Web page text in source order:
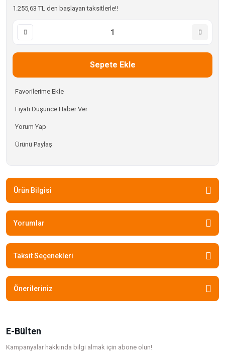
1.255,63 TL den başlayan taksitlerle!!
Sepete Ekle
Fiyatı Düşünce Haber Ver
Yorum Yap
Ürünü Paylaş
Ürün Bilgisi
Yorumlar
Taksit Seçenekleri
Önerileriniz
E-Bülten
Kampanyalar hakkında bilgi almak için abone olun!